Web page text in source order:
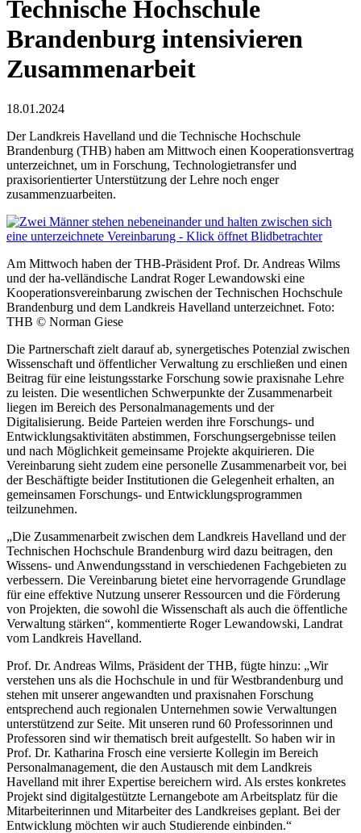
Technische Hochschule
Brandenburg intensivieren
Zusammenarbeit
18.01.2024
Der Landkreis Havelland und die Technische Hochschule
Brandenburg (THB) haben am Mittwoch einen Kooperationsvertrag
unterzeichnet, um in Forschung, Technologietransfer und
praxisorientierter Unterstützung der Lehre noch enger
zusammenzuarbeiten.
Am Mittwoch haben der THB-Präsident Prof. Dr. Andreas Wilms
und der ha-velländische Landrat Roger Lewandowski eine
Kooperationsvereinbarung zwischen der Technischen Hochschule
Brandenburg und dem Landkreis Havelland unterzeichnet. Foto:
THB © Norman Giese
Die Partnerschaft zielt darauf ab, synergetisches Potenzial zwischen
Wissenschaft und öffentlicher Verwaltung zu erschließen und einen
Beitrag für eine leistungsstarke Forschung sowie praxisnahe Lehre
zu leisten. Die wesentlichen Schwerpunkte der Zusammenarbeit
liegen im Bereich des Personalmanagements und der
Digitalisierung. Beide Parteien werden ihre Forschungs- und
Entwicklungsaktivitäten abstimmen, Forschungsergebnisse teilen
und nach Möglichkeit gemeinsame Projekte akquirieren. Die
Vereinbarung sieht zudem eine personelle Zusammenarbeit vor, bei
der Beschäftigte beider Institutionen die Gelegenheit erhalten, an
gemeinsamen Forschungs- und Entwicklungsprogrammen
teilzunehmen.
„Die Zusammenarbeit zwischen dem Landkreis Havelland und der
Technischen Hochschule Brandenburg wird dazu beitragen, den
Wissens- und Anwendungsstand in verschiedenen Fachgebieten zu
verbessern. Die Vereinbarung bietet eine hervorragende Grundlage
für eine effektive Nutzung unserer Ressourcen und die Förderung
von Projekten, die sowohl die Wissenschaft als auch die öffentliche
Verwaltung stärken“, kommentierte Roger Lewandowski, Landrat
vom Landkreis Havelland.
Prof. Dr. Andreas Wilms, Präsident der THB, fügte hinzu: „Wir
verstehen uns als die Hochschule in und für Westbrandenburg und
stehen mit unserer angewandten und praxisnahen Forschung
entsprechend auch regionalen Unternehmen sowie Verwaltungen
unterstützend zur Seite. Mit unseren rund 60 Professorinnen und
Professoren sind wir thematisch breit aufgestellt. So haben wir in
Prof. Dr. Katharina Frosch eine versierte Kollegin im Bereich
Personalmanagement, die den Austausch mit dem Landkreis
Havelland mit ihrer Expertise bereichern wird. Als erstes konkretes
Projekt sind digitalgestützte Lernangebote am Arbeitsplatz für die
Mitarbeiterinnen und Mitarbeiter des Landkreises geplant. Bei der
Entwicklung möchten wir auch Studierende einbinden.“